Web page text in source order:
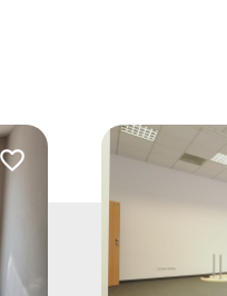
Dodaj do ulubionych